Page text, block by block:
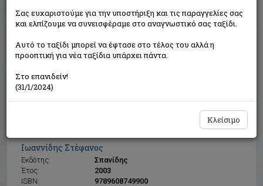
Ιωαννίδης Στέφανος
Εκδότης:
Σπανίδης
Έτος:
2003
ISBN:
9789608749900
Η τιμή μας:€10,60
Δεν υπάρχει δυνατότητα παραγγελίας
Σας ευχαριστούμε για την υποστήριξη και τις παραγγελίες σας
και ελπίζουμε να συνεισφέραμε στο αναγνωστικό σας ταξίδι.
Αυτό το ταξίδι μπορεί να έφτασε στο τέλος του αλλά η
προοπτική για νέα ταξίδια υπάρχει πάντα.
Στο επανιδείν!
(31/1/2024)
Κλείσιμο